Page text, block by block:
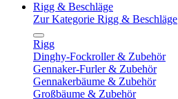
Rigg & Beschläge
Zur Kategorie Rigg & Beschläge
Rigg
Dinghy-Fockroller & Zubehör
Gennaker-Furler & Zubehör
Gennakerbäume & Zubehör
Großbäume & Zubehör